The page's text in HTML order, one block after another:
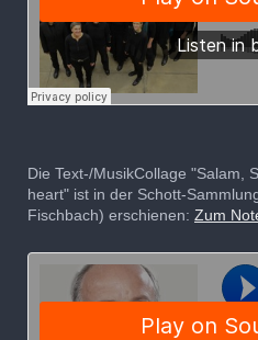
Die Text-/MusikCollage "Salam,
heart" ist in der Schott-
Fischbach) erschienen: Zum